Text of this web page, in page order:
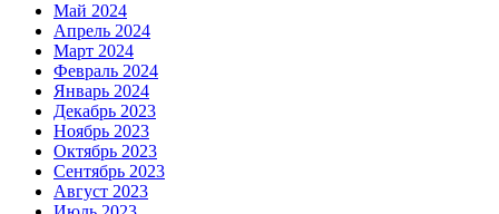
Май 2024
Апрель 2024
Март 2024
Февраль 2024
Январь 2024
Декабрь 2023
Ноябрь 2023
Октябрь 2023
Сентябрь 2023
Август 2023